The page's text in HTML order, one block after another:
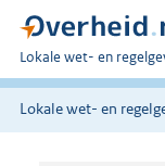
U
bent
hier:
Lokale wet- en
Lokale wet- en